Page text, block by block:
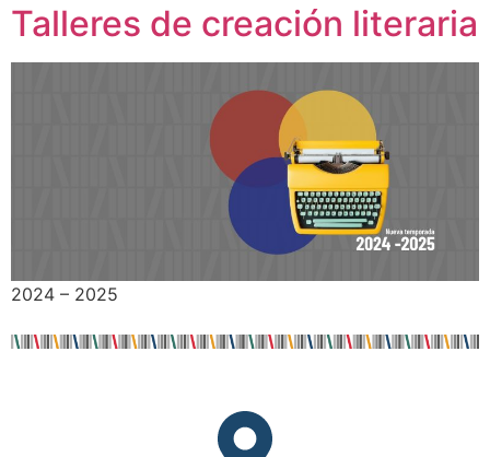
Talleres de creación literaria
2024 – 2025